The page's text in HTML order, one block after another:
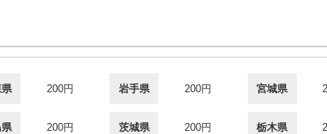
200円 岩手県 200円 宮城県
200円 茨城県 200円 栃木県